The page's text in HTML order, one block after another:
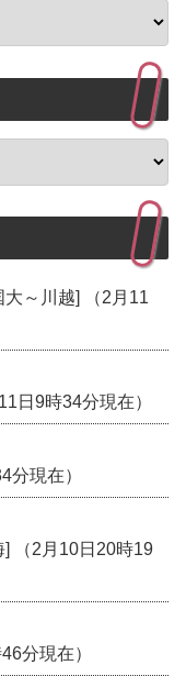
大～川越] （2月11
日9時34分現在）
分現在）
] （2月10日20時19
分現在）